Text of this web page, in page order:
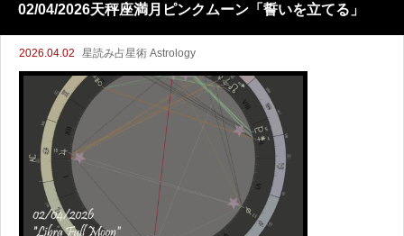
02/04/2026天秤座満月ピンクムーン「誓いを立てる」
2026.04.02 星読み占星術 Astrology